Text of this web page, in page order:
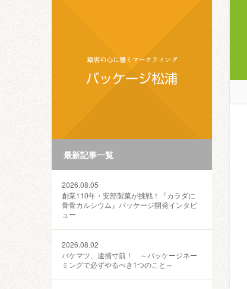
最新記事一覧
2026.08.05
創業110年・安部製菓が挑戦！『カラダに
骨骨カルシウム』パッケージ開発インタビ
ュー
2026.08.02
パケマツ、逮捕寸前！ ～パッケージネー
ミングで必ずやるべき1つのこと～